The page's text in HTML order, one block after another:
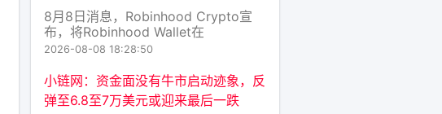
8月8日消息，Robinhood Crypto宣
布，将Robinhood Wallet在
Robinhood Chain上的Gas赞助最低金
方会为更多兑换交易承担Gas费用，活
动持续到9月29日。
2026-08-08 18:28:50
小链网：资金面没有牛市启动迹象，反
弹至6.8至7万美元或迎来最后一跌